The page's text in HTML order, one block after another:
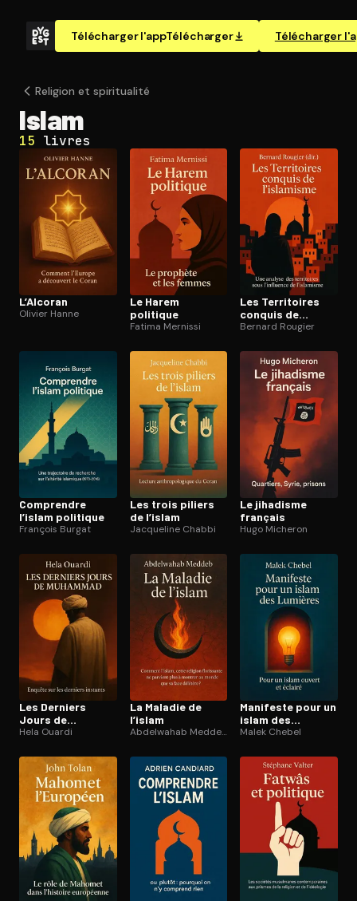
Télécharger l'appTélécharger Télécharger
Ouvre l'app Appareil photo, pointe sur le code. C'est gratuit à
Religion et spi­ri­tua­li­té
Islam
15 livres
L’Alcoran
Olivier Hanne
Le Harem
politique
Fatima Mernissi
Les Territoires
conquis de
l’islamisme
Bernard Rougier
Comprendre
l’islam politique
François Burgat
Les trois piliers
de l’islam
Jacqueline Chabbi
Le jihadisme
français
Hugo Micheron
Les Derniers
Jours de
Muhammad
Hela Ouardi
La Maladie de
l’islam
Abdelwahab Meddeb
Manifeste pour un
islam des
Lumières
Malek Chebel